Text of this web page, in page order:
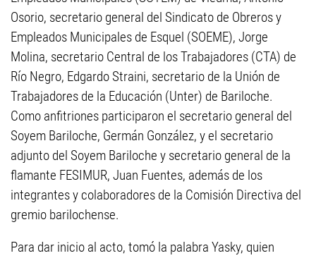
Osorio, secretario general del Sindicato de Obreros y
Empleados Municipales de Esquel (SOEME), Jorge
Molina, secretario Central de los Trabajadores (CTA) de
Río Negro, Edgardo Straini, secretario de la Unión de
Trabajadores de la Educación (Unter) de Bariloche.
Como anfitriones participaron el secretario general del
Soyem Bariloche, Germán González, y el secretario
adjunto del Soyem Bariloche y secretario general de la
flamante FESIMUR, Juan Fuentes, además de los
integrantes y colaboradores de la Comisión Directiva del
gremio barilochense.
Para dar inicio al acto, tomó la palabra Yasky, quien